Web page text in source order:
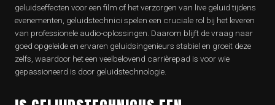
geluidseffecten voor een film of het verzorgen van live geluid tijdens
evenementen, geluidstechnici spelen een cruciale rol bij het leveren
van professionele audio-oplossingen. Daarom blijft de vraag naar
goed opgeleide en ervaren geluidsingenieurs stabiel en groeit deze
zelfs, waardoor het een veelbelovend carrièrepad is voor wie
gepassioneerd is door geluidstechnologie.